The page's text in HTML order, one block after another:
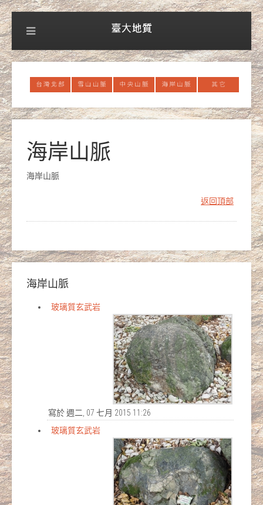
海岸山脈
海岸山脈
返回頂部
海岸山脈
玻璃質玄武岩
寫於 週二, 07 七月 2015 11:26
玻璃質玄武岩